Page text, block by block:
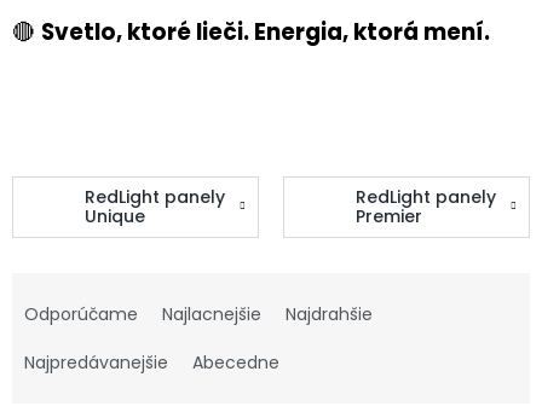
🔴 Svetlo, ktoré lieči. Energia, ktorá mení.
RedLight panely
Unique
RedLight panely
Premier
a
e
Odporúčame Najlacnejšie
Najdrahšie
Najpredávanejšie
Abecedne